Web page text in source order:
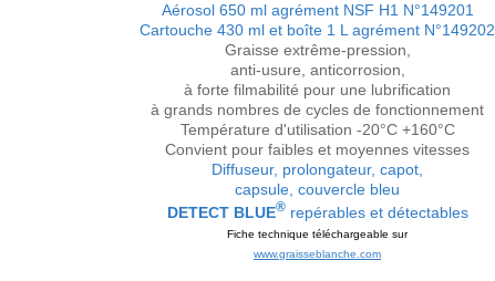
Aérosol 650 ml agrément NSF H1 N°149201
Cartouche 430 ml et boîte 1 L agrément N°149202
Graisse extrême-pression,
anti-usure, anticorrosion,
à forte filmabilité pour une lubrification
à grands nombres de cycles de fonctionnement
Température d'utilisation -20°C +160°C
Convient pour faibles et moyennes vitesses
Diffuseur, prolongateur, capot,
capsule, couvercle bleu
DETECT BLUE®repérables et détectables
Fiche technique téléchargeable sur
www.graisseblanche.com